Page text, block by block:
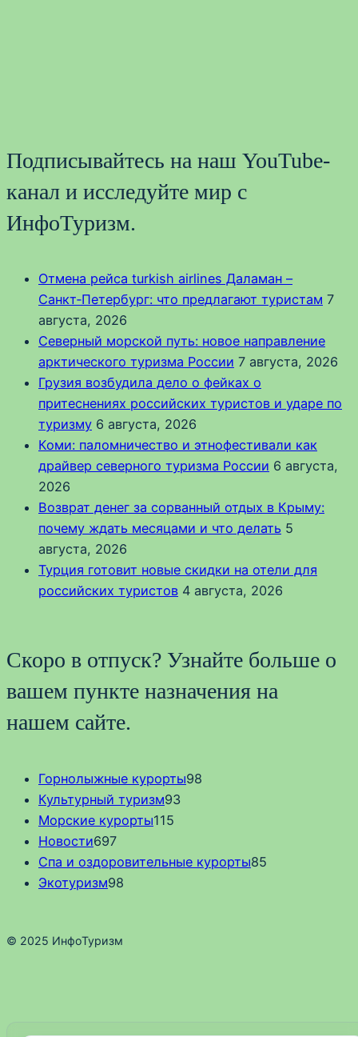
Подписывайтесь на наш YouTube-
канал и исследуйте мир с
ИнфоТуризм.
Отмена рейса turkish airlines Даламан –
Санкт‑Петербург: что предлагают туристам 7
августа, 2026
Северный морской путь: новое направление
арктического туризма России 7 августа, 2026
Грузия возбудила дело о фейках о
притеснениях российских туристов и ударе по
туризму 6 августа, 2026
Коми: паломничество и этнофестивали как
драйвер северного туризма России 6 августа,
2026
Возврат денег за сорванный отдых в Крыму:
почему ждать месяцами и что делать 5
августа, 2026
Турция готовит новые скидки на отели для
российских туристов 4 августа, 2026
Скоро в отпуск? Узнайте больше о
вашем пункте назначения на
нашем сайте.
Горнолыжные курорты98
Культурный туризм93
Морские курорты115
Новости697
Спа и оздоровительные курорты85
Экотуризм98
© 2025 ИнфоТуризм